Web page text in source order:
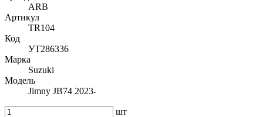
ARB
Артикул
TR104
Код
УТ286336
Марка
Suzuki
Модель
Jimny JB74 2023-
шт